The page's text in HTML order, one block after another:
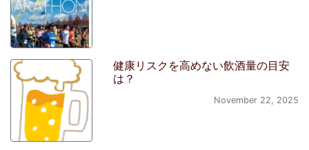
健康リスクを高めない飲酒量の目安
は？
November 22, 2025